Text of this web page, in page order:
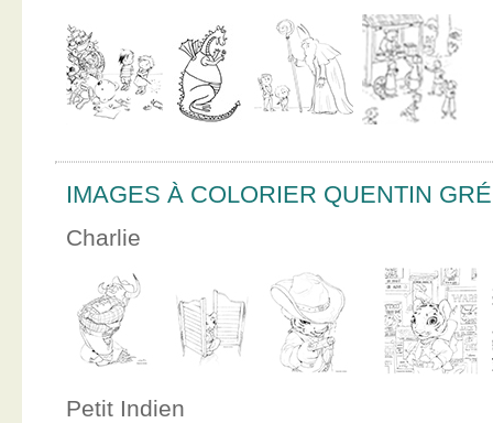
IMAGES À COLORIER QUENTIN
Charlie
Petit Indien